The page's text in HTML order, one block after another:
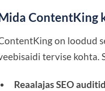
ContentKing
on loodud
tervise kohta.
Reaalajas SEO